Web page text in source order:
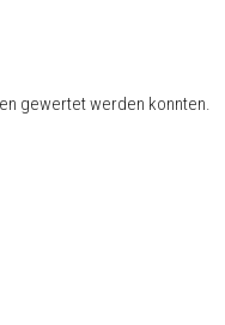
gewertet werden konnten.